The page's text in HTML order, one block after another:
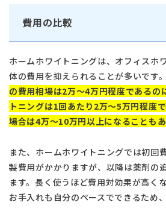
費用の比較
ホームホワイトニングは、オフィスホ
体の費用を抑えられることが多いです。
の費用相場は2万～4万円程度であるの
トニングは1回あたり2万～5万円程度
場合は4万～10万円以上になることも
また、ホームホワイトニングでは初回
製費用がかかりますが、以降は薬剤の
ます。長く使うほど費用対効果が高く
お手入れも自分のペースでできるため